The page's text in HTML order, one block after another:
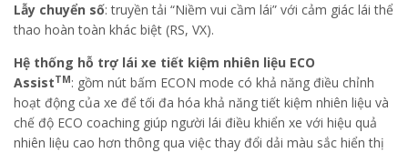
Lẫy chuyển số: truyền tải “Niềm vui cầm lái” với cảm giác lái thể
thao hoàn toàn khác biệt (RS, VX).
Hệ thống hỗ trợ lái xe tiết kiệm nhiên liệu ECO
AssistTM: gồm nút bấm ECON mode có khả năng điều chỉnh
hoạt động của xe để tối đa hóa khả năng tiết kiệm nhiên liệu và
chế độ ECO coaching giúp người lái điều khiển xe với hiệu quả
nhiên liệu cao hơn thông qua việc thay đổi dải màu sắc hiển thị